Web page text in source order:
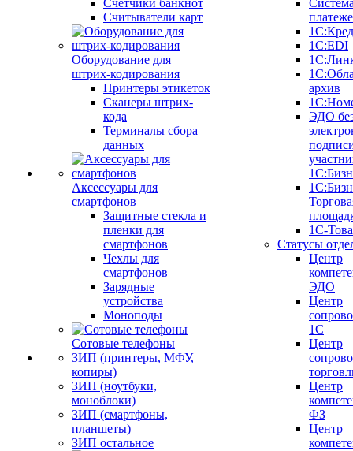
Счетчики банкнот
Считыватели карт
Оборудование для
штрих-кодирования
Принтеры этикеток
Сканеры штрих-
кода
Терминалы сбора
данных
Аксессуары для
смартфонов
Защитные стекла и
пленки для
смартфонов
Чехлы для
смартфонов
Зарядные
устройства
Моноподы
Сотовые телефоны
ЗИП (принтеры, МФУ,
копиры)
ЗИП (ноутбуки,
моноблоки)
ЗИП (смартфоны,
планшеты)
ЗИП остальное
1С:EDI
архив
ЭДО
1С-
Статусы
Центр
ЭДО
Центр
1С
Центр
Центр
ФЗ
Центр